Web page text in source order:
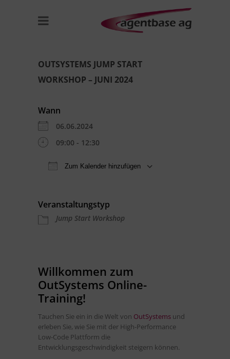
OUTSYSTEMS JUMP START
WORKSHOP – JUNI 2024
Wann
06.06.2024
09:00 - 12:30
Zum Kalender hinzufügen
Veranstaltungstyp
Jump Start Workshop
Willkommen zum
OutSystems Online-
Training!
Tauchen Sie ein in die Welt von OutSystems und
erleben Sie, wie Sie mit der High-Performance
Low-Code Plattform die
Entwicklungsgeschwindigkeit steigern können.